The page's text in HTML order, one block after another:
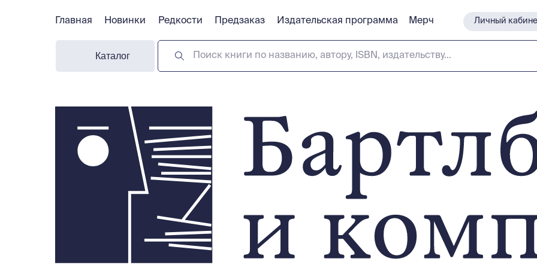
Личный
Поиск книги по названию, автору, ISBN, издательству...
Новинки Предзаказ Издательская программа Мерч
Редкости
Главная
Каталог
Личный
Новинки Предзаказ Издательская программа Мерч
Редкости
Главная